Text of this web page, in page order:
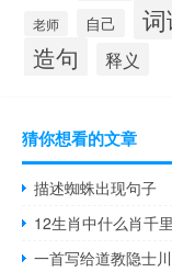
老师 自己
造句 释义
猜你想看的文章
描述蜘蛛出现句子
12生肖中什么肖千
一首写给道教隐士